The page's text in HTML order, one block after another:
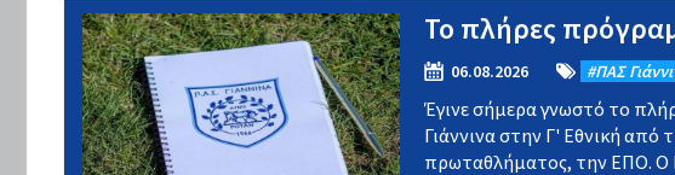
Το πλήρες
06.08.2026 #ΠΑΣ
Έγινε σήμερα γνωστό το
Γιάννινα στην Γ' Εθνική από
πρωταθλήματος, την ΕΠΟ. Ο